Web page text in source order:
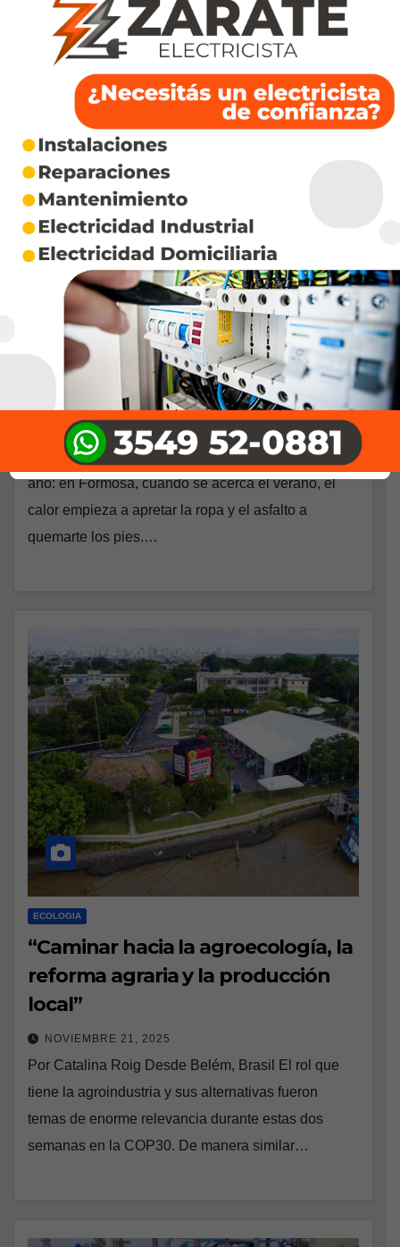
ECOLOGIA
Cuando la represión enlutó a La
Primavera: quince años del
asesinato del abuelo qom
Roberto López en Formosa
NOVIEMBRE 22, 2025
Por Franco Medina Desde Formosa No importa el
año: en Formosa, cuando se acerca el verano, el
calor empieza a apretar la ropa y el asfalto a
quemarte los pies.…
ECOLOGIA
“Caminar hacia la agroecología, la
reforma agraria y la producción
local”
NOVIEMBRE 21, 2025
Por Catalina Roig Desde Belém, Brasil El rol que
tiene la agroindustria y sus alternativas fueron
temas de enorme relevancia durante estas dos
semanas en la COP30. De manera similar…